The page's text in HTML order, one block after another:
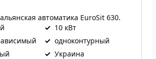
автоматика EuroSit 630.
✓ 10 кВт
✓ одноконтурный
✓ Украина